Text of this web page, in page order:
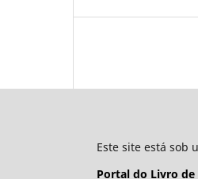
Este site está sob
Portal do Livro de